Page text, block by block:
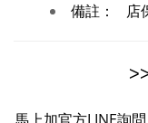
備註： 店